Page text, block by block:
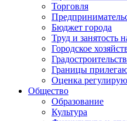
Торговля
Бюджет города
Труд и занятость
Городское
Границы
Оценка
Общество
Образование
Культура